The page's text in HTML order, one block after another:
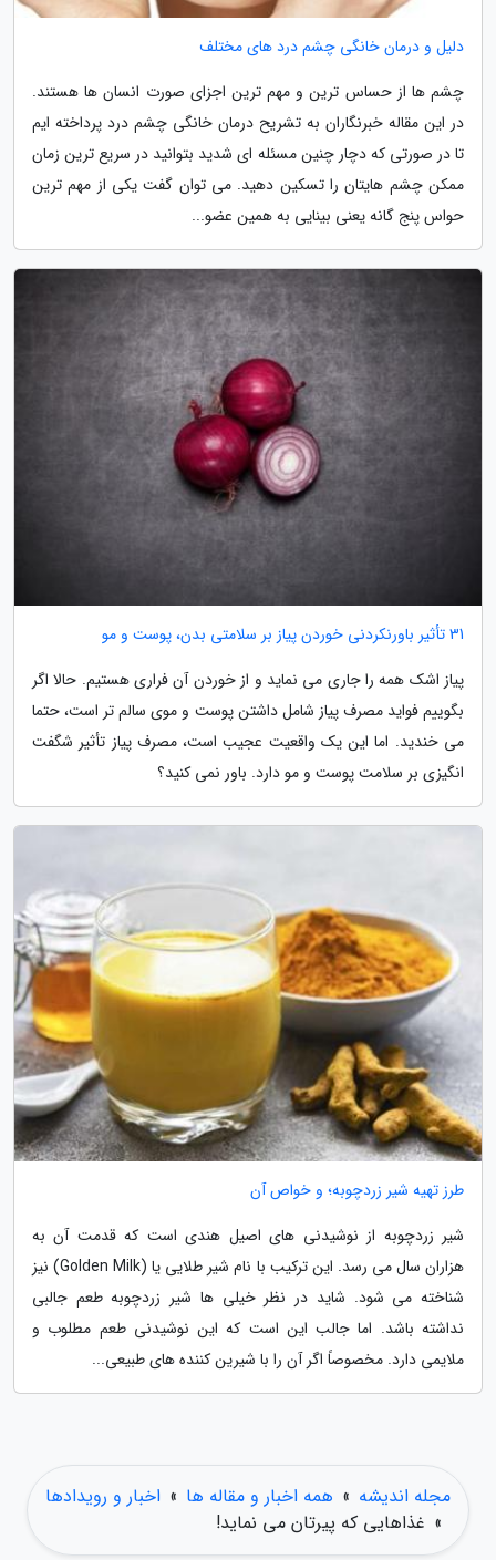
دلیل و درمان خانگی چشم درد های مختلف
چشم ها از حساس ترین و مهم ترین اجزای صورت انسان ها هستند.
در این مقاله خبرنگاران به تشریح درمان خانگی چشم درد پرداخته ایم
تا در صورتی که دچار چنین مسئله ای شدید بتوانید در سریع ترین زمان
ممکن چشم هایتان را تسکین دهید. می توان گفت یکی از مهم ترین
حواس پنج گانه یعنی بینایی به همین عضو...
31 تأثیر باورنکردنی خوردن پیاز بر سلامتی بدن، پوست و مو
پیاز اشک همه را جاری می نماید و از خوردن آن فراری هستیم. حالا اگر
بگوییم فواید مصرف پیاز شامل داشتن پوست و موی سالم تر است، حتما
می خندید. اما این یک واقعیت عجیب است، مصرف پیاز تأثیر شگفت
انگیزی بر سلامت پوست و مو دارد. باور نمی کنید؟
طرز تهیه شیر زردچوبه؛ و خواص آن
شیر زردچوبه از نوشیدنی های اصیل هندی است که قدمت آن به
هزاران سال می رسد. این ترکیب با نام شیر طلایی یا (Golden Milk) نیز
شناخته می شود. شاید در نظر خیلی ها شیر زردچوبه طعم جالبی
نداشته باشد. اما جالب این است که این نوشیدنی طعم مطلوب و
ملایمی دارد. مخصوصاً اگر آن را با شیرین کننده های طبیعی...
مجله اندیشه » همه اخبار و مقاله ها » اخبار و رویدادها
» غذاهایی که پیرتان می نماید!